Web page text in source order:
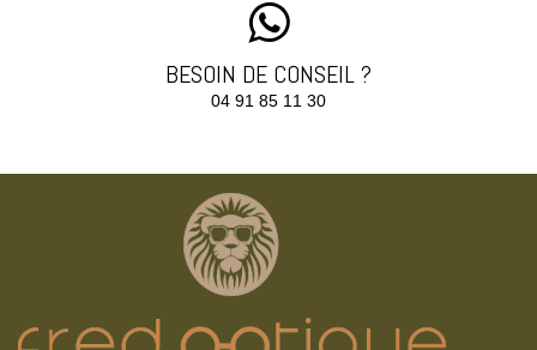
BESOIN DE CONSEIL ?
04 91 85 11 30‬